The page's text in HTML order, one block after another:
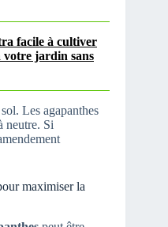
facile à cultiver
votre jardin sans
Les agapanthes
neutre. Si
maximiser la